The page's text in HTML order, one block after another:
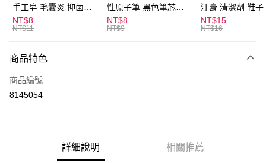
ATM付款
全家取貨付款
每筆NT$60，滿NT$599(含以上)免運費
付款後全家取貨
每筆NT$60，滿NT$599(含以上)免運費
手工皂 毛囊炎 抑菌除
蟎 清潔護膚 去油去痘
寵物皮膚病 狗狗貓咪
NT$8
NT$11
性原子筆 黑色筆芯
S304
NT$8
NT$9
汙膏 清潔劑 鞋子
漬 白皮鞋 鞋油
NT$15
NT$16
商品特色
商品編號
8145054
詳細說明 相關推薦